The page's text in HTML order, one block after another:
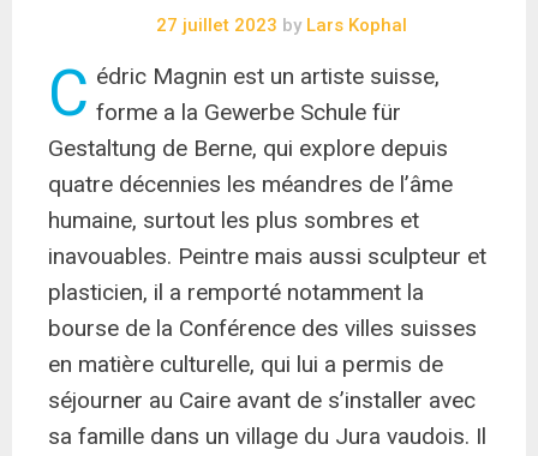
27 juillet 2023 byLars Kophal
C édric Magnin est un artiste suisse,
forme a la Gewerbe Schule für
Gestaltung de Berne, qui explore depuis
quatre décennies les méandres de l’âme
humaine, surtout les plus sombres et
inavouables. Peintre mais aussi sculpteur et
plasticien, il a remporté notamment la
bourse de la Conférence des villes suisses
en matière culturelle, qui lui a permis de
séjourner au Caire avant de s’installer avec
sa famille dans un village du Jura vaudois. Il